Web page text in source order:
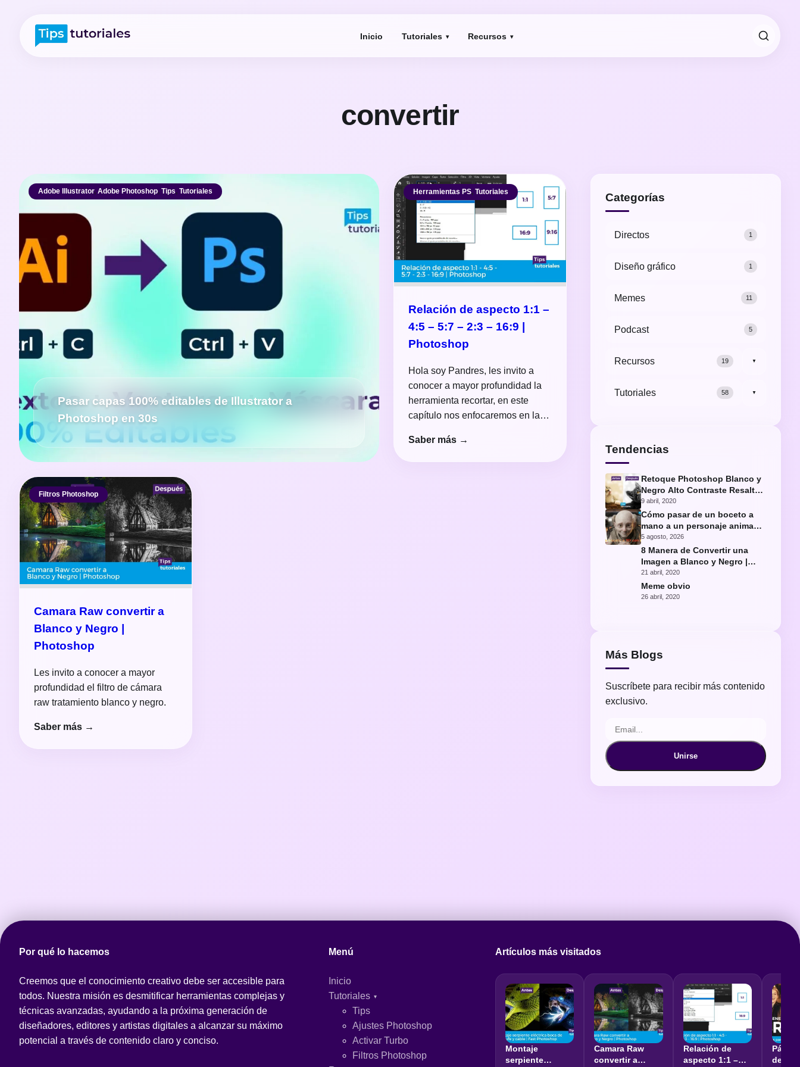
Inicio Tutoriales Recursos
convertir
Adobe Illustrator, Adobe Photoshop, Tips, Tutoriales
Pasar capas 100% editables de Illustrator a
Photoshop en 30s
Herramientas PS,Tutoriales
Relación de aspecto 1:1 –
4:5 – 5:7 – 2:3 – 16:9 |
Photoshop
Hola soy Pandres, les invito a
conocer a mayor profundidad la
herramienta recortar, en este
capítulo nos enfocaremos en la…
Saber más →
Filtros Photoshop
Camara Raw convertir a
Blanco y Negro |
Photoshop
Les invito a conocer a mayor
profundidad el filtro de cámara
raw tratamiento blanco y negro.
Saber más →
Categorías
Directos 1
Diseño gráfico 1
Memes 11
Podcast 5
Recursos 19 ▼
Tutoriales 58 ▼
Tendencias
Retoque Photoshop Blanco y
Negro Alto Contraste Resaltar
Ojos Gato
9 abril, 2020
Cómo pasar de un boceto a
mano a un personaje animado
con IA
5 agosto, 2026
8 Manera de Convertir una
Imagen a Blanco y Negro |
Fácil Photoshop
21 abril, 2020
Meme obvio
26 abril, 2020
Más Blogs
Suscríbete para recibir más contenido
exclusivo.
Unirse
Por qué lo hacemos
Creemos que el conocimiento creativo debe ser accesible para
todos. Nuestra misión es desmitificar herramientas complejas y
técnicas avanzadas, ayudando a la próxima generación de
diseñadores, editores y artistas digitales a alcanzar su máximo
potencial a través de contenido claro y conciso.
Menú
Inicio
Tutoriales
Tips
Ajustes Photoshop
Activar Turbo
Filtros Photoshop
Artículos más visitados
Montaje
serpiente
Camara Raw
convertir a
Relación de
aspecto 1:1 –